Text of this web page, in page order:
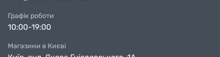
Графік роботи
10:00-19:00
Магазини в Києві